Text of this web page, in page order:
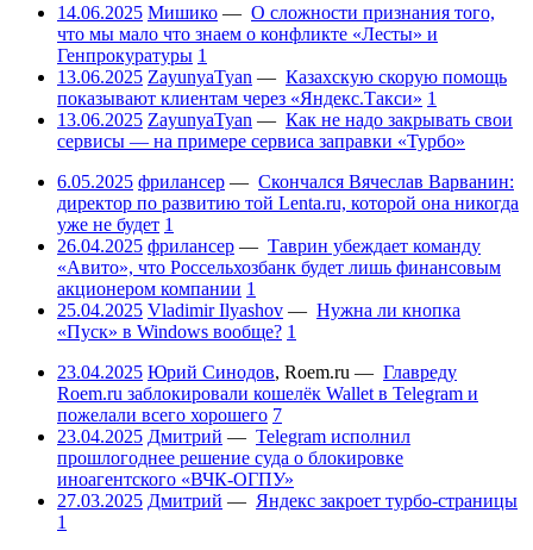
14.06.2025 Мишико — О сложности признания того,
что мы мало что знаем о конфликте «Лесты» и
Генпрокуратуры 1
13.06.2025 ZayunyaTyan — Казахскую скорую помощь
показывают клиентам через «Яндекс.Такси» 1
13.06.2025 ZayunyaTyan — Как не надо закрывать свои
сервисы — на примере сервиса заправки «Турбо»
6.05.2025 фрилансер — Скончался Вячеслав Варванин:
директор по развитию той Lenta.ru, которой она никогда
уже не будет 1
26.04.2025 фрилансер — Таврин убеждает команду
«Авито», что Россельхозбанк будет лишь финансовым
акционером компании 1
25.04.2025 Vladimir Ilyashov — Нужна ли кнопка
«Пуск» в Windows вообще? 1
23.04.2025 Юрий Синодов, Roem.ru — Главреду
Roem.ru заблокировали кошелёк Wallet в Telegram и
пожелали всего хорошего 7
23.04.2025 Дмитрий — Telegram исполнил
прошлогоднее решение суда о блокировке
иноагентского «ВЧК-ОГПУ»
27.03.2025 Дмитрий — Яндекс закроет турбо-страницы
1